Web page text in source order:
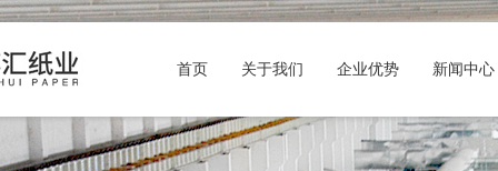
首页 关于我们 企业优势 新闻中心